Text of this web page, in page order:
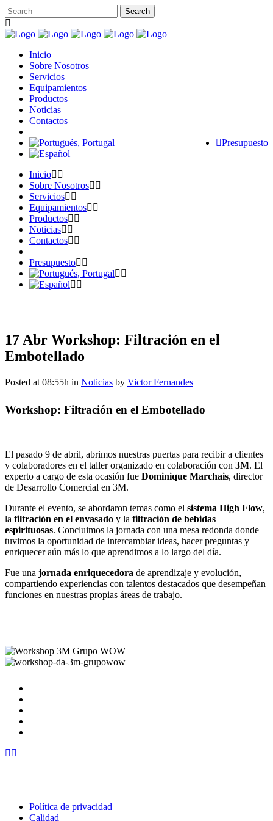
Inicio
Sobre Nosotros
Servicios
Equipamientos
Productos
Noticias
Contactos
Presupuesto
Inicio
Sobre Nosotros
Servicios
Equipamientos
Productos
Noticias
Contactos
Presupuesto
17 Abr Workshop: Filtración en el
Embotellado
Posted at 08:55h in Noticias by Victor Fernandes
Workshop: Filtración en el Embotellado
El pasado 9 de abril, abrimos nuestras puertas para recibir a clientes
y colaboradores en el taller organizado en colaboración con 3M. El
experto a cargo de esta ocasión fue Dominique Marchais, director
de Desarrollo Comercial en 3M.
Durante el evento, se abordaron temas como el sistema High Flow,
la filtración en el envasado y la filtración de bebidas
espirituosas. Concluimos la jornada con una mesa redonda donde
tuvimos la oportunidad de intercambiar ideas, hacer preguntas y
enriquecer aún más lo que aprendimos a lo largo del día.
Fue una jornada enriquecedora de aprendizaje y evolución,
compartiendo experiencias con talentos destacados que desempeñan
funciones en nuestras propias áreas de trabajo.
Política de privacidad
Calidad